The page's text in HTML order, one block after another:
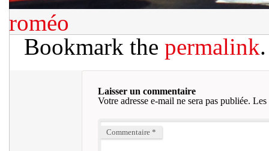
roméo
Bookmark the permalink.
Laisser un commentaire
Votre adresse e-mail ne sera pas publiée. Les
Commentaire *